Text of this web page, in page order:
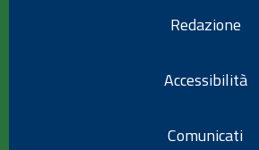
Redazione
Accessibilità
Comunicati